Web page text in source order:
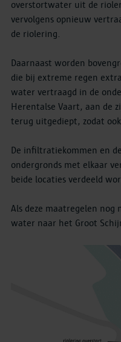
overstortwater uit de
vervolgens opnieuw
de riolering.
Daarnaast worden
die bij extreme regen
water vertraagd in de
Herentalse Vaart, aan de
terug uitgediept, zodat
De infiltratiekommen en
ondergronds met elkaar
beide locaties verdeeld
Als deze maatregelen
water naar het Groot